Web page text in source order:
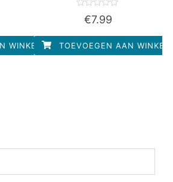
WINKELWAGEN
Waardering
5
€7.99
TOEVOEGEN AAN